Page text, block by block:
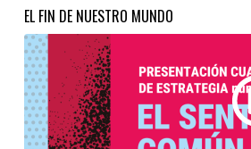
EL FIN DE NUESTRO MUNDO